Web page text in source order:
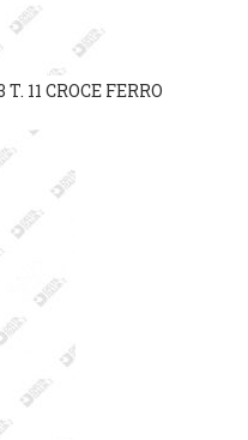
11 CROCE FERRO